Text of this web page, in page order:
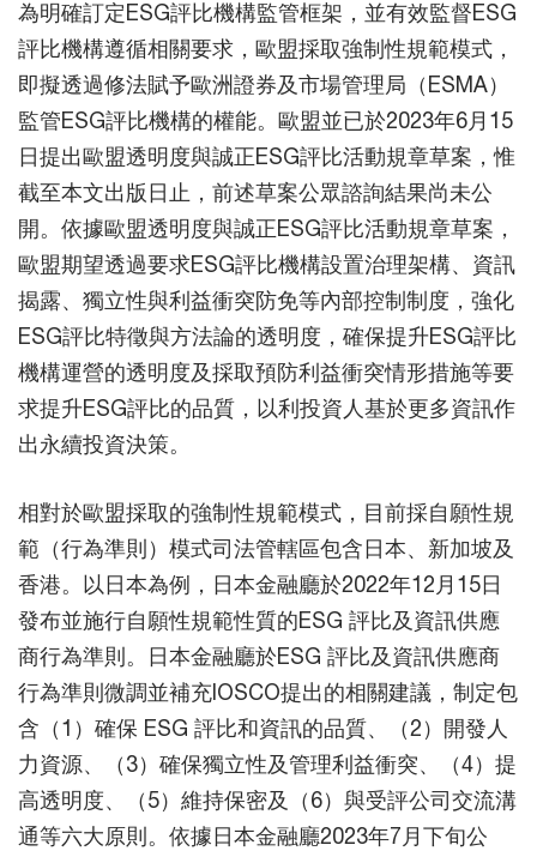
為明確訂定ESG評比機構監管框架，並有效監督ESG
評比機構遵循相關要求，歐盟採取強制性規範模式，
即擬透過修法賦予歐洲證券及市場管理局（ESMA）
監管ESG評比機構的權能。歐盟並已於2023年6月15
日提出歐盟透明度與誠正ESG評比活動規章草案，惟
截至本文出版日止，前述草案公眾諮詢結果尚未公
開。依據歐盟透明度與誠正ESG評比活動規章草案，
歐盟期望透過要求ESG評比機構設置治理架構、資訊
揭露、獨立性與利益衝突防免等內部控制制度，強化
ESG評比特徵與方法論的透明度，確保提升ESG評比
機構運營的透明度及採取預防利益衝突情形措施等要
求提升ESG評比的品質，以利投資人基於更多資訊作
出永續投資決策。
相對於歐盟採取的強制性規範模式，目前採自願性規
範（行為準則）模式司法管轄區包含日本、新加坡及
香港。以日本為例，日本金融廳於2022年12月15日
發布並施行自願性規範性質的ESG 評比及資訊供應
商行為準則。日本金融廳於ESG 評比及資訊供應商
行為準則微調並補充IOSCO提出的相關建議，制定包
含（1）確保 ESG 評比和資訊的品質、（2）開發人
力資源、（3）確保獨立性及管理利益衝突、（4）提
高透明度、（5）維持保密及（6）與受評公司交流溝
通等六大原則。依據日本金融廳2023年7月下旬公